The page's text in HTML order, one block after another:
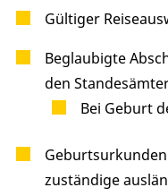
Gültiger
Beglaubigte
den
Bei Geburt
zuständige